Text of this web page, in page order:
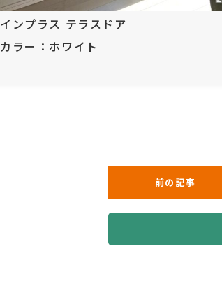
インプラス テラスドア
カラー：ホワイト
前の記事